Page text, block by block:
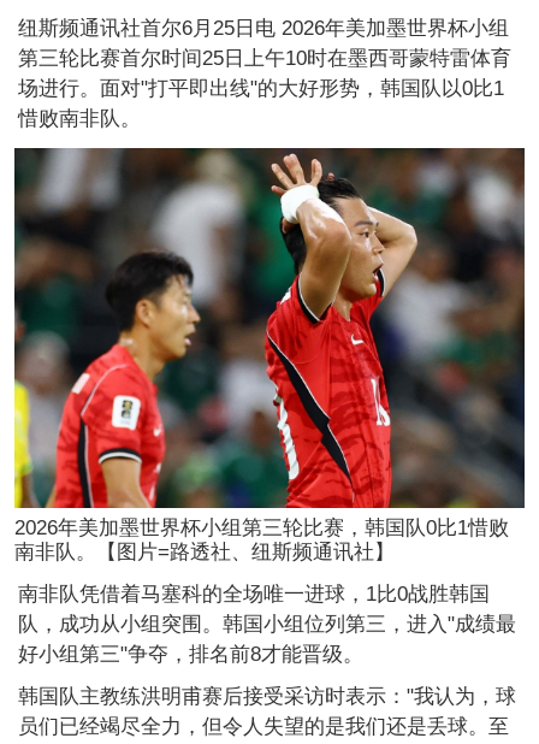
纽斯频通讯社首尔6月25日电 2026年美加墨世界杯小组
第三轮比赛首尔时间25日上午10时在墨西哥蒙特雷体育
场进行。面对"打平即出线"的大好形势，韩国队以0比1
惜败南非队。
2026年美加墨世界杯小组第三轮比赛，韩国队0比1惜败
南非队。【图片=路透社、纽斯频通讯社】
南非队凭借着马塞科的全场唯一进球，1比0战胜韩国
队，成功从小组突围。韩国小组位列第三，进入"成绩最
好小组第三"争夺，排名前8才能晋级。
韩国队主教练洪明甫赛后接受采访时表示："我认为，球
员们已经竭尽全力，但令人失望的是我们还是丢球。至